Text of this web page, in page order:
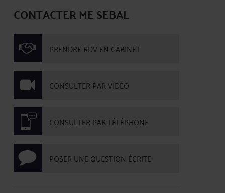
CONTACTER ME SEBAL
PRENDRE RDV EN CABINET
CONSULTER PAR VIDÉO
CONSULTER PAR TÉLÉPHONE
POSER UNE QUESTION ÉCRITE